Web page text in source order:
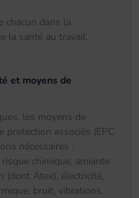
chacun dans la
la santé au travail.
et moyens de
les moyens de
protection associés (EPC
nécessaires :
chimique, amiante
(dont Atex), électricité,
bruit, vibrations,